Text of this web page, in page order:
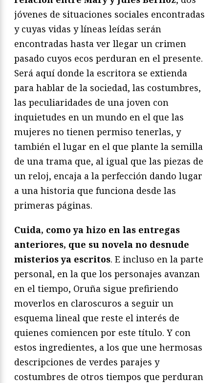
jóvenes de situaciones sociales encontradas
y cuyas vidas y líneas leídas serán
encontradas hasta ver llegar un crimen
pasado cuyos ecos perduran en el presente.
Será aquí donde la escritora se extienda
para hablar de la sociedad, las costumbres,
las peculiaridades de una joven con
inquietudes en un mundo en el que las
mujeres no tienen permiso tenerlas, y
también el lugar en el que plante la semilla
de una trama que, al igual que las piezas de
un reloj, encaja a la perfección dando lugar
a una historia que funciona desde las
primeras páginas.
Cuida, como ya hizo en las entregas
anteriores, que su novela no desnude
misterios ya escritos. E incluso en la parte
personal, en la que los personajes avanzan
en el tiempo, Oruña sigue prefiriendo
moverlos en claroscuros a seguir un
esquema lineal que reste el interés de
quienes comiencen por este título. Y con
estos ingredientes, a los que une hermosas
descripciones de verdes parajes y
costumbres de otros tiempos que perduran